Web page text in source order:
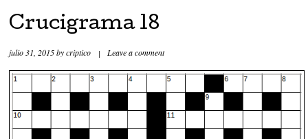
Crucigrama 18
julio 31, 2015bycriptico | Leave a comment